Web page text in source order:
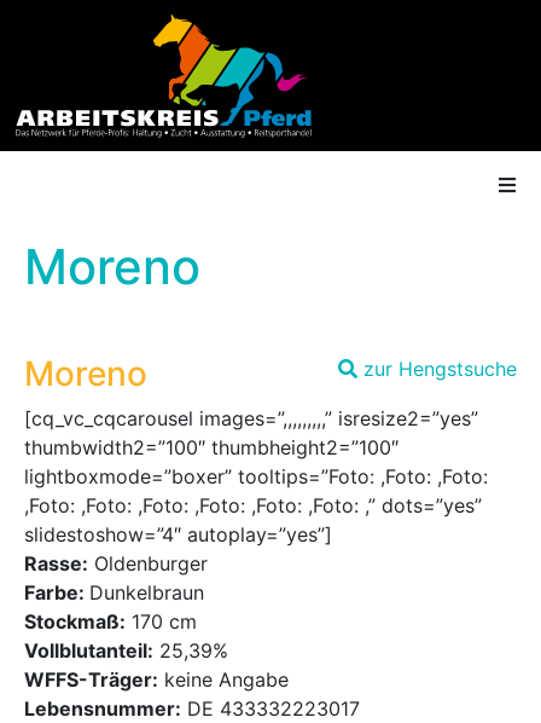
Termine
Shop
Gütesiegel
Mediathek
Kontakt
Partner
Moreno
zur Hengstsuche
Moreno
[cq_vc_cqcarousel images=”,,,,,,,,,” isresize2=”yes”
thumbwidth2=”100″ thumbheight2=”100″
lightboxmode=”boxer” tooltips=”Foto: ,Foto: ,Foto:
,Foto: ,Foto: ,Foto: ,Foto: ,Foto: ,Foto: ,” dots=”yes”
slidestoshow=”4″ autoplay=”yes”]
Rasse: Oldenburger
Farbe: Dunkelbraun
Stockmaß: 170 cm
Vollblutanteil: 25,39%
WFFS-Träger: keine Angabe
Lebensnummer: DE 433332223017